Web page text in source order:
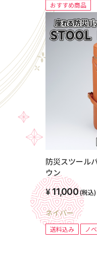
おすすめ商品
防災スツール
ウン
11,000(税込)
ネイバー
送料込み ノ